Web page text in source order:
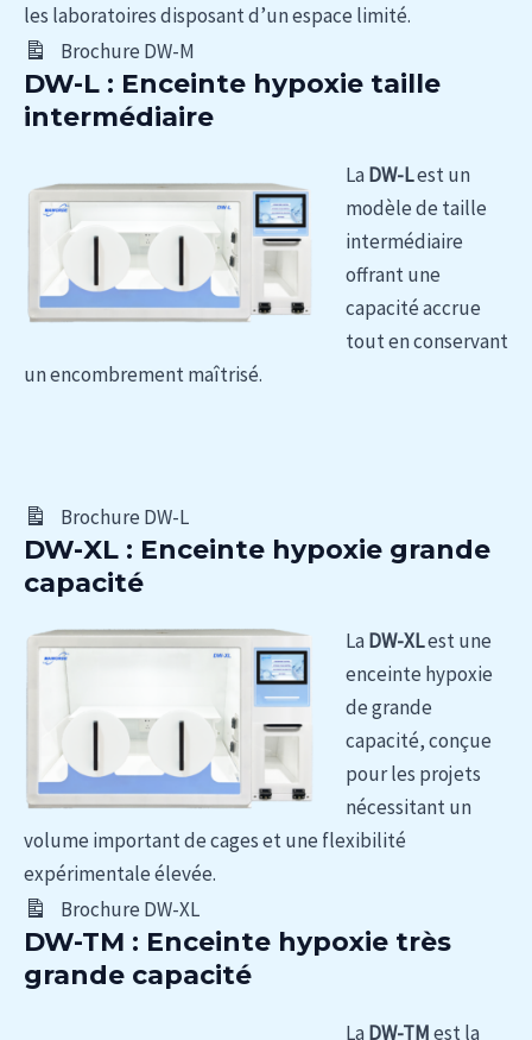
les laboratoires disposant d’un espace limité.
Brochure DW-M
DW-L : Enceinte hypoxie taille
intermédiaire
La DW-Lest un
modèle de taille
intermédiaire
offrant une
capacité accrue
tout en conservant
un encombrement maîtrisé.
Brochure DW-L
DW-XL : Enceinte hypoxie grande
capacité
La DW-XLest une
enceinte hypoxie
de grande
capacité, conçue
pour les projets
nécessitant un
volume important de cages et une flexibilité
expérimentale élevée.
Brochure DW-XL
DW-TM : Enceinte hypoxie très
grande capacité
La DW-TMest la